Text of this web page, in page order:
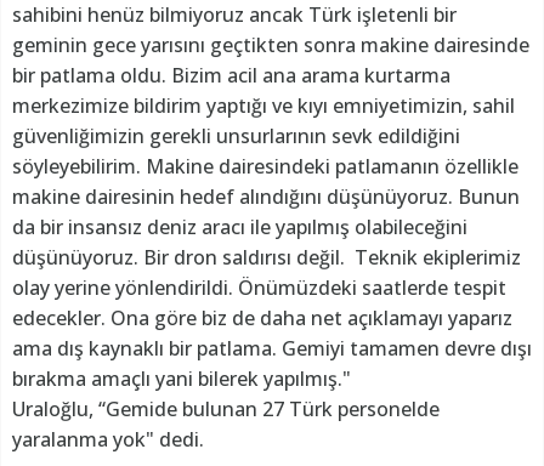
sahibini henüz bilmiyoruz ancak Türk işletenli bir
geminin gece yarısını geçtikten sonra makine dairesinde
bir patlama oldu. Bizim acil ana arama kurtarma
merkezimize bildirim yaptığı ve kıyı emniyetimizin, sahil
güvenliğimizin gerekli unsurlarının sevk edildiğini
söyleyebilirim. Makine dairesindeki patlamanın özellikle
makine dairesinin hedef alındığını düşünüyoruz. Bunun
da bir insansız deniz aracı ile yapılmış olabileceğini
düşünüyoruz. Bir dron saldırısı değil. Teknik ekiplerimiz
olay yerine yönlendirildi. Önümüzdeki saatlerde tespit
edecekler. Ona göre biz de daha net açıklamayı yaparız
ama dış kaynaklı bir patlama. Gemiyi tamamen devre dışı
bırakma amaçlı yani bilerek yapılmış."
Uraloğlu, “Gemide bulunan 27 Türk personelde
yaralanma yok" dedi.